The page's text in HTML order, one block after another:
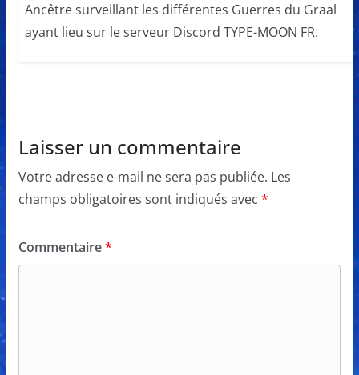
Ancêtre surveillant les différentes Guerres du Graal
ayant lieu sur le serveur Discord TYPE-MOON FR.
Laisser un commentaire
Votre adresse e-mail ne sera pas publiée. Les
champs obligatoires sont indiqués avec *
Commentaire*